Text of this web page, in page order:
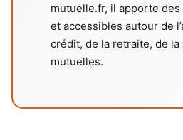
mutuelle.fr, il apporte
et accessibles autour de
crédit, de la retraite, de
mutuelles.